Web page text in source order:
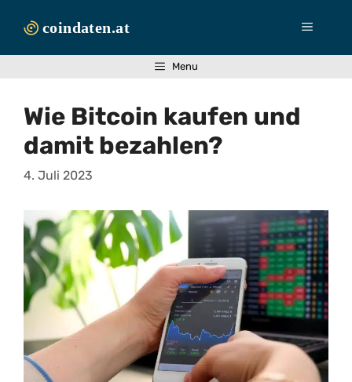
Inhalt
Menü
Menu
Wie Bitcoin kaufen und
damit bezahlen?
4. Juli 2023